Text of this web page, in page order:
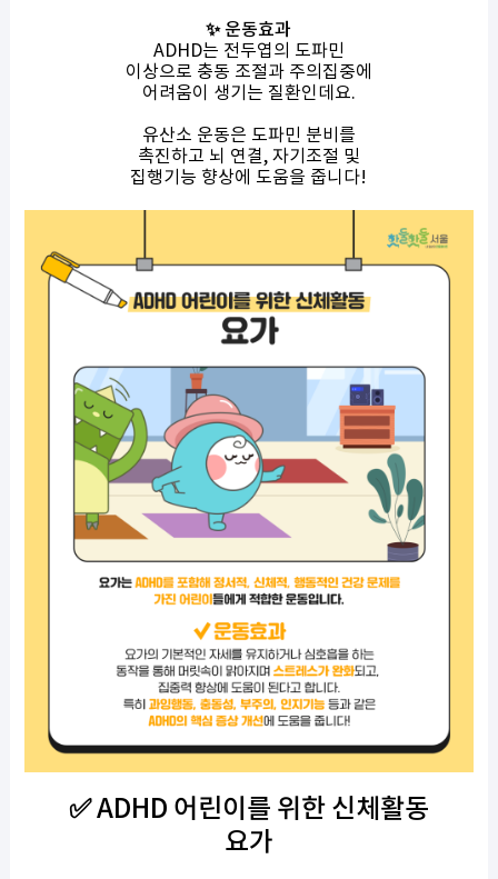
✨ 운동효과
ADHD는 전두엽의 도파민
이상으로 충동 조절과 주의집중에
어려움이 생기는 질환인데요.
유산소 운동은 도파민 분비를
촉진하고 뇌 연결, 자기조절 및
집행기능 향상에 도움을 줍니다!
✅ ADHD 어린이를 위한 신체활동
요가